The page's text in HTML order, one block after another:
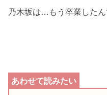
乃木坂は…もう卒業したん